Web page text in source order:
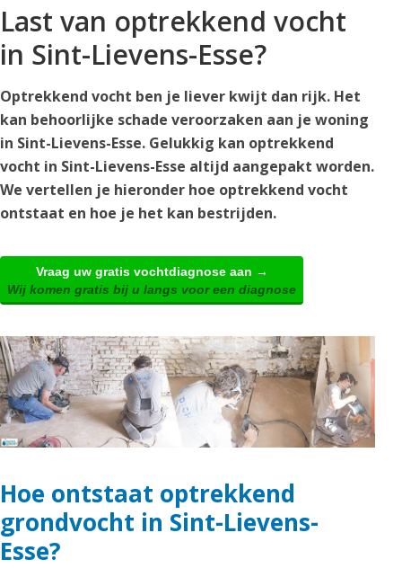
Last van optrekkend vocht
in Sint-Lievens-Esse?
Optrekkend vocht ben je liever kwijt dan rijk. Het
kan behoorlijke schade veroorzaken aan je woning
in Sint-Lievens-Esse. Gelukkig kan optrekkend
vocht in Sint-Lievens-Esse altijd aangepakt worden.
We vertellen je hieronder hoe optrekkend vocht
ontstaat en hoe je het kan bestrijden.
Vraag uw gratis vochtdiagnose aan →
Wij komen gratis bij u langs voor een diagnose
Hoe ontstaat optrekkend
grondvocht in Sint-Lievens-
Esse?